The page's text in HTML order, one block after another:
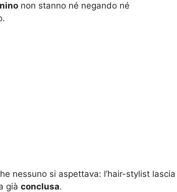
non stanno né negando né
nessuno si aspettava: l’hair-stylist lascia
già conclusa.